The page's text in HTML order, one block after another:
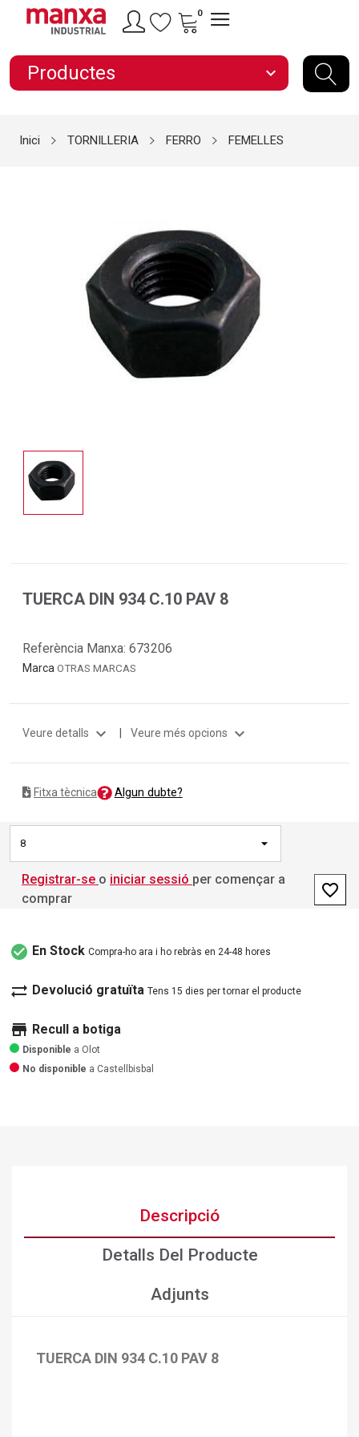
0
Productes expand_more
Inici TORNILLERIA FERRO FEMELLES
TUERCA DIN 934 C.10 PAV 8
Referència Manxa: 673206
Marca OTRAS MARCAS
Veure detalls expand_more | Veure més opcions expand_more
Fitxa tècnica Algun dubte?
8
Registrar-se o iniciar sessió per començar a
comprar
favorite_border
check_circle En Stock Compra-ho ara i ho rebràs en 24-48 hores
sync_alt Devolució gratuïta Tens 15 dies per tornar el producte
store Recull a botiga
Disponible a Olot
No disponible a Castellbisbal
Descripció
Detalls Del Producte
Adjunts
TUERCA DIN 934 C.10 PAV 8